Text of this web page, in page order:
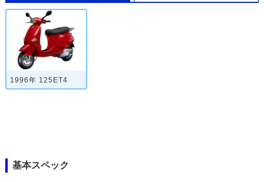
1996年 125ET4
基本スペック